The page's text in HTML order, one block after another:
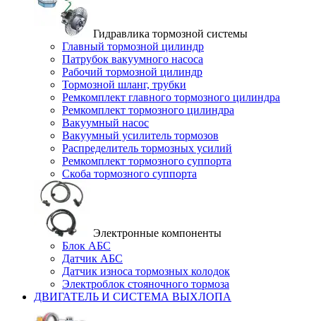
Гидравлика тормозной системы
Главный тормозной цилиндр
Патрубок вакуумного насоса
Рабочий тормозной цилиндр
Тормозной шланг, трубки
Ремкомплект главного тормозного цилиндра
Ремкомплект тормозного цилиндра
Вакуумный насос
Вакуумный усилитель тормозов
Распределитель тормозных усилий
Ремкомплект тормозного суппорта
Скоба тормозного суппорта
Электронные компоненты
Блок АБС
Датчик АБС
Датчик износа тормозных колодок
Электроблок стояночного тормоза
ДВИГАТЕЛЬ И СИСТЕМА ВЫХЛОПА